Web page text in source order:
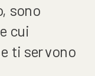
sono
cui
ti servono